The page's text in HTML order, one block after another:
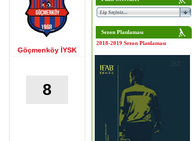
Göçmenköy İYSK
8
Sezon Planlaması
2018-2019 Sezon Planlaması